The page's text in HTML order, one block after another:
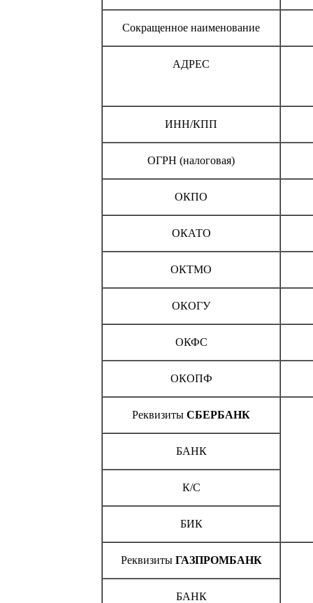
Сокращенное наименование
АДРЕС
ИНН/КПП
ОГРН (налоговая)
ОКПО
ОКАТО
ОКТМО
ОКОГУ
ОКФС
ОКОПФ
Реквизиты СБЕРБАНК
БАНК
К/С
БИК
Реквизиты ГАЗПРОМБАНК
БАНК